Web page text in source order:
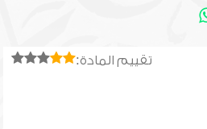
تقييم المادة: